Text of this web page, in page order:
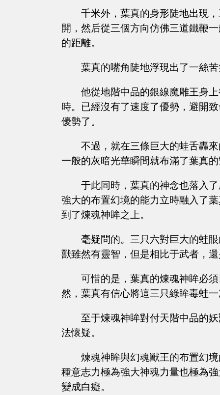
千米外，葉真的身形陡地出現
開，然后從三個方向仿佛三道鐵鞭
的距離。
葉真的嘴角陡地浮現出了一絲
他從地階中品的銀線魔雕王身
時。已經沒有了速度了優勢，避開
優勢了。
不過，就在三條巨大的蛙舌轟
一般的灰暗光華瞬間就布滿了葉真
于此同時，葉真的神念也落入
強大的布置幻境的能力立時融入了
到了煉魂神眸之上。
毫疑問的。三只六對巨大的蛙
獸雖然有靈智，但是相比于武者，
可惜的是，葉真的煉魂神眸必
然，葉真有信心將這三只綠眸毒蛙
至于煉魂神眸對付天階中品的
法懷疑。
煉魂神眸與幻魂獸王的布置幻
種意志力極為強大神魂力量也極為
變成白癡。